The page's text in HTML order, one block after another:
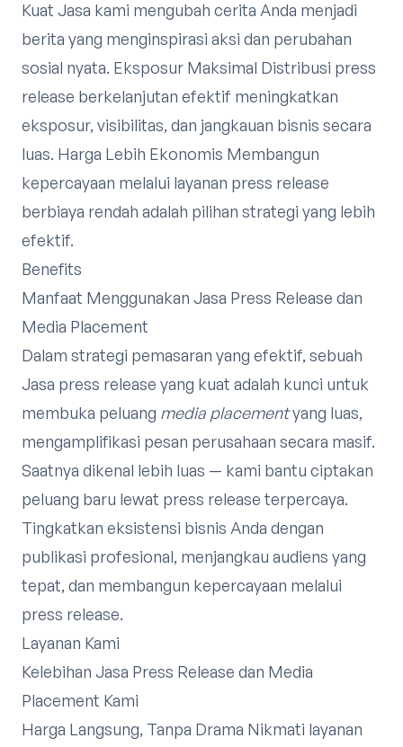
Kuat Jasa kami mengubah cerita Anda menjadi
berita yang menginspirasi aksi dan perubahan
sosial nyata. Eksposur Maksimal Distribusi press
release berkelanjutan efektif meningkatkan
eksposur, visibilitas, dan jangkauan bisnis secara
luas. Harga Lebih Ekonomis Membangun
kepercayaan melalui layanan press release
berbiaya rendah adalah pilihan strategi yang lebih
efektif.
Benefits
Manfaat Menggunakan Jasa Press Release dan
Media Placement
Dalam strategi pemasaran yang efektif, sebuah
Jasa press release yang kuat adalah kunci untuk
membuka peluang media placementyang luas,
mengamplifikasi pesan perusahaan secara masif.
Saatnya dikenal lebih luas — kami bantu ciptakan
peluang baru lewat press release terpercaya.
Tingkatkan eksistensi bisnis Anda dengan
publikasi profesional, menjangkau audiens yang
tepat, dan membangun kepercayaan melalui
press release.
Layanan Kami
Kelebihan Jasa Press Release dan Media
Placement Kami
Harga Langsung, Tanpa Drama Nikmati layanan